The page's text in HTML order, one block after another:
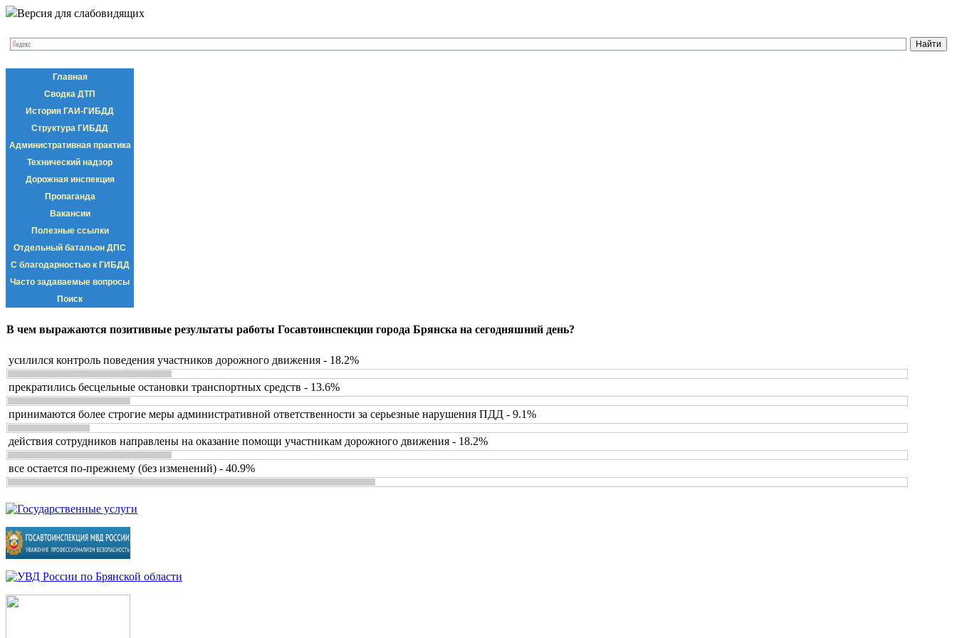
Версия для слабовидящих
Главная
Сводка ДТП
История ГАИ-ГИБДД
Структура ГИБДД
Административная практика
Технический надзор
Дорожная инспекция
Пропаганда
Вакансии
Полезные ссылки
Отдельный батальон ДПС
С благодарностью к ГИБДД
Часто задаваемые вопросы
Поиск
В чем выражаются позитивные результаты работы Госавтоинспекции города Брянска на сегодняшний день?
усилился контроль поведения участников дорожного движения - 18.2%
прекратились бесцельные остановки транспортных средств - 13.6%
принимаются более строгие меры административной ответственности за серьезные нарушения ПДД - 9.1%
действия сотрудников направлены на оказание помощи участникам дорожного движения - 18.2%
все остается по-прежнему (без изменений) - 40.9%